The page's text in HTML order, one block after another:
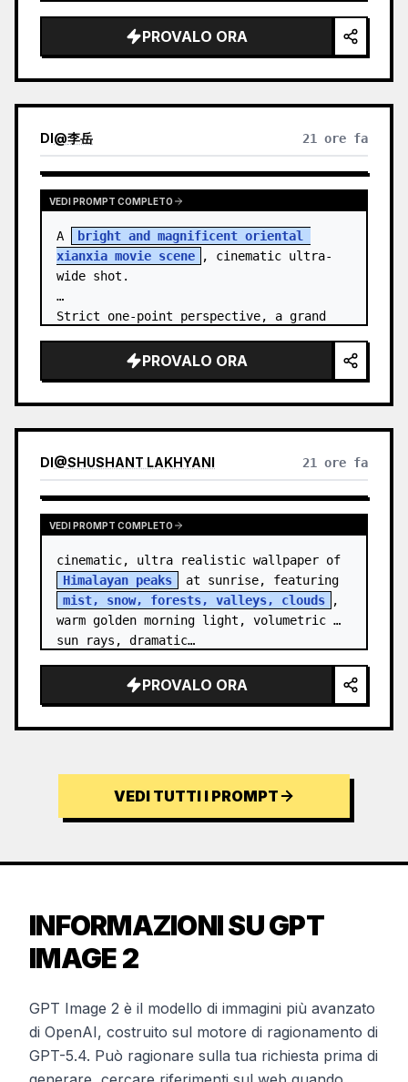
PROVALO ORA
DI@李岳 21 ore fa
VEDI PROMPT COMPLETO
A
bright and magnificent oriental
xianxia movie scene
, cinematic ultra-
wide shot.
Strict one-point perspective, a grand
golden jade, passing through the sea of
clouds from the bottom…
PROVALO ORA
DI@SHUSHANT LAKHYANI 21 ore fa
VEDI PROMPT COMPLETO
Himalayan peaks
mist, snow, forests, valleys, clouds
,
warm golden morning light, volumetric
sun rays, dramatic…
PROVALO ORA
VEDI TUTTI I PROMPT
INFORMAZIONI SU GPT
IMAGE 2
GPT Image 2 è il modello di immagini più avanzato
di OpenAI, costruito sul motore di ragionamento di
GPT-5.4. Può ragionare sulla tua richiesta prima di